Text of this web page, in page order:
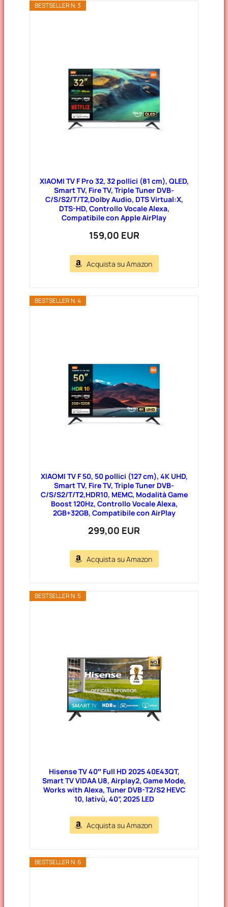
BESTSELLER N. 3
XIAOMI TV F Pro 32, 32 pollici (81 cm), QLED,
Smart TV, Fire TV, Triple Tuner DVB-
C/S/S2/T/T2,Dolby Audio, DTS Virtual:X,
DTS-HD, Controllo Vocale Alexa,
Compatibile con Apple AirPlay
159,00 EUR
Acquista su Amazon
BESTSELLER N. 4
XIAOMI TV F 50, 50 pollici (127 cm), 4K UHD,
Smart TV, Fire TV, Triple Tuner DVB-
C/S/S2/T/T2,HDR10, MEMC, Modalità Game
Boost 120Hz, Controllo Vocale Alexa,
2GB+32GB, Compatibile con AirPlay
299,00 EUR
Acquista su Amazon
BESTSELLER N. 5
Hisense TV 40″ Full HD 2025 40E43QT,
Smart TV VIDAA U8, Airplay2, Game Mode,
Works with Alexa, Tuner DVB-T2/S2 HEVC
10, lativù, 40”, 2025 LED
Acquista su Amazon
BESTSELLER N. 6